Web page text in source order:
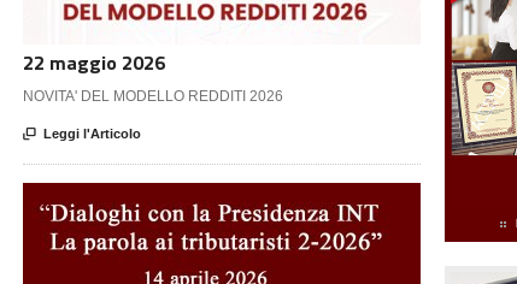
22 maggio 2026
NOVITA' DEL MODELLO REDDITI 2026
 Leggi l'Articolo